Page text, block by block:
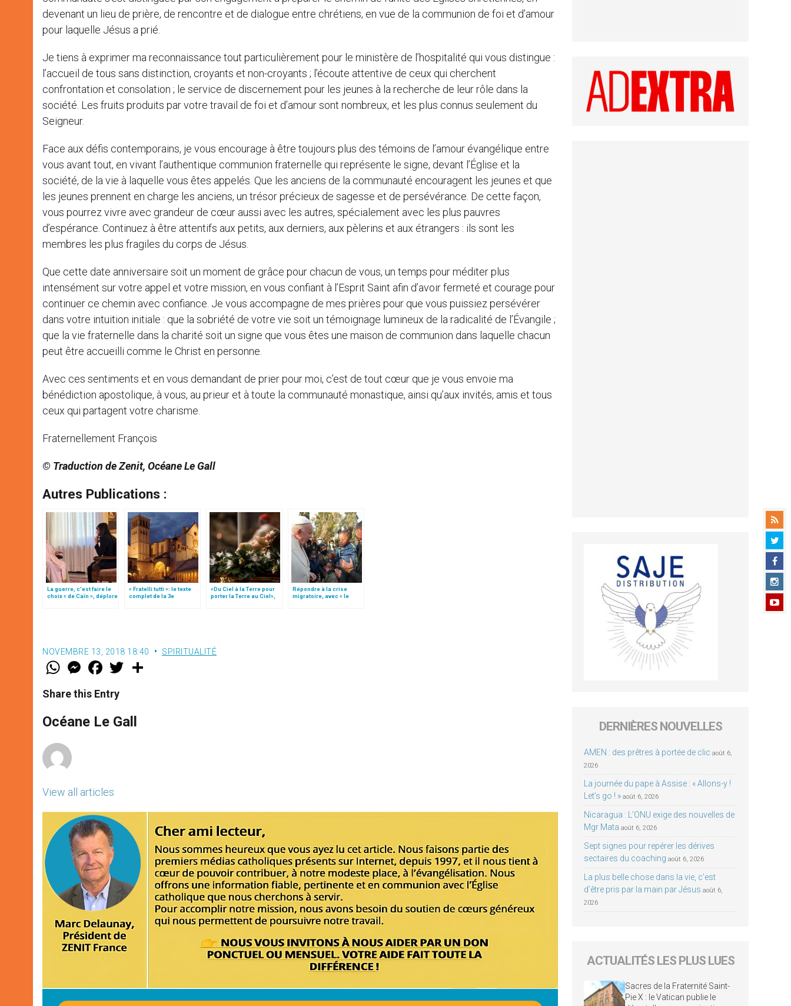
devenant un lieu de prière, de rencontre et de dialogue entre chrétiens, en vue de la communion de foi et d’amour
pour laquelle Jésus a prié.
Je tiens à exprimer ma reconnaissance tout particulièrement pour le ministère de l’hospitalité qui vous distingue :
l’accueil de tous sans distinction, croyants et non-croyants ; l’écoute attentive de ceux qui cherchent
confrontation et consolation ; le service de discernement pour les jeunes à la recherche de leur rôle dans la
société. Les fruits produits par votre travail de foi et d’amour sont nombreux, et les plus connus seulement du
Seigneur.
Face aux défis contemporains, je vous encourage à être toujours plus des témoins de l’amour évangélique entre
vous avant tout, en vivant l’authentique communion fraternelle qui représente le signe, devant l’Église et la
société, de la vie à laquelle vous êtes appelés. Que les anciens de la communauté encouragent les jeunes et que
les jeunes prennent en charge les anciens, un trésor précieux de sagesse et de persévérance. De cette façon,
vous pourrez vivre avec grandeur de cœur aussi avec les autres, spécialement avec les plus pauvres
d’espérance. Continuez à être attentifs aux petits, aux derniers, aux pèlerins et aux étrangers : ils sont les
membres les plus fragiles du corps de Jésus.
Que cette date anniversaire soit un moment de grâce pour chacun de vous, un temps pour méditer plus
intensément sur votre appel et votre mission, en vous confiant à l’Esprit Saint afin d’avoir fermeté et courage pour
continuer ce chemin avec confiance. Je vous accompagne de mes prières pour que vous puissiez persévérer
dans votre intuition initiale : que la sobriété de votre vie soit un témoignage lumineux de la radicalité de l’Évangile ;
que la vie fraternelle dans la charité soit un signe que vous êtes une maison de communion dans laquelle chacun
peut être accueilli comme le Christ en personne.
Avec ces sentiments et en vous demandant de prier pour moi, c’est de tout cœur que je vous envoie ma
bénédiction apostolique, à vous, au prieur et à toute la communauté monastique, ainsi qu’aux invités, amis et tous
ceux qui partagent votre charisme.
Fraternellement François
© Traduction de Zenit, Océane Le Gall
Autres Publications :
La guerre, c’est faire le
choix « de Caïn », déplore
« Fratelli tutti »: le texte
complet de la 3e
«Du Ciel à la Terre pour
porter la Terre au Ciel»,
Répondre à la crise
migratoire, avec « le
NOVEMBRE 13, 2018 18:40 SPIRITUALITÉ
W
t
s
p
p
M
e
s
e
g
e
F
a
e
b
o
k
w
r
Share this Entry
Océane Le Gall
View all articles
DERNIÈRES NOUVELLES
AMEN : des prêtres à portée de clic août 6,
2026
La journée du pape à Assise : « Allons-y !
Let’s go ! » août 6, 2026
Nicaragua : L’ONU exige des nouvelles de
Mgr Mata août 6, 2026
Sept signes pour repérer les dérives
sectaires du coaching août 6, 2026
La plus belle chose dans la vie, c’est
d’être pris par la main par Jésus août 6,
2026
ACTUALITÉS LES PLUS LUES
Sacres de la Fraternité Saint-
Pie X : le Vatican publie le